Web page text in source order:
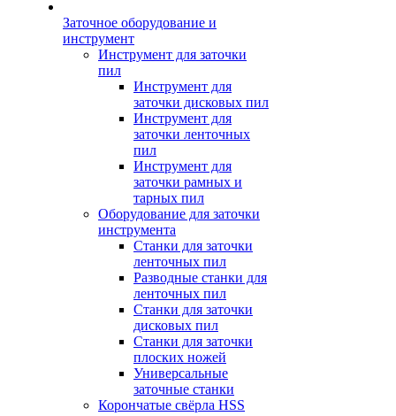
Заточное оборудование и
инструмент
Инструмент для заточки
пил
Инструмент для
заточки дисковых пил
Инструмент для
заточки ленточных
пил
Инструмент для
заточки рамных и
тарных пил
Оборудование для заточки
инструмента
Станки для заточки
ленточных пил
Разводные станки для
ленточных пил
Станки для заточки
дисковых пил
Станки для заточки
плоских ножей
Универсальные
заточные станки
Корончатые свёрла HSS